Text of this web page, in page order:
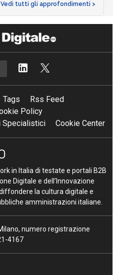
Vedi tutti gli approfondimenti >
Tags
Rss Feed
Policy
Specialistici
Cookie Center
in Italia di testate e portali B2B
Digitale e dell’Innovazione
la cultura digitale e
amministrazioni italiane.
numero registrazione
4167